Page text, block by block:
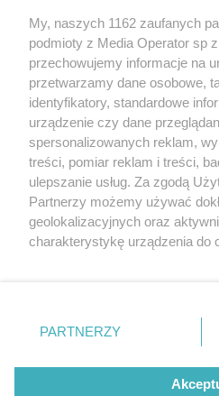
1 /
Wydawca mediów lokalnych
Nie zapomnij
zapoznać się z:
polityką prywatności
Twojemiasto
Piekary Śląskie
Chorzów
Tarnowskie Góry
Gliwice
My, naszych 1162 zaufanych
podmioty z Media Operator sp
przechowujemy informacje na
przetwarzamy dane osobowe,
identyfikatory, standardowe
urządzenie czy dane
spersonalizowanych reklam,
treści, pomiar reklam i treści,
ulepszanie usług. Za zgodą
Partnerzy możemy używać
geolokalizacyjnych oraz
charakterystykę urządzenia do
zmienić/wycofać klikając
znajdujący się w lewym dolnym
rodzaje przetwarzania danych
użytkownika, ale masz prawo
PARTNERZY